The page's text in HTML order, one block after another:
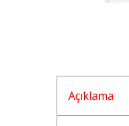
Açıklama